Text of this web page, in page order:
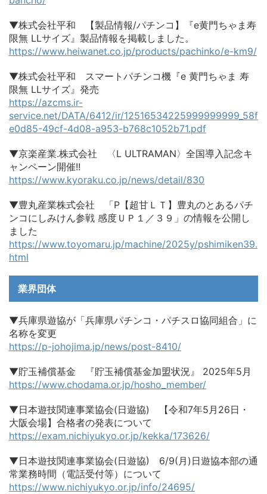
▼株式会社平和 【製品情報/パチンコ】『e黄門ちゃま寿
限無 LLサイズ』製品情報を掲載しました。
https://www.heiwanet.co.jp/products/pachinko/e-km9/
▼株式会社平和 スマートパチンコ機『e 黄門ちゃま 寿
限無 LLサイズ』発売
https://azcms.ir-
service.net/DATA/6412/ir/12516534225999999999_58f
e0d85-49cf-4d08-a953-b768c1052b71.pdf
▼京楽産業.株式会社 〈L ULTRAMAN〉全国導入記念キ
ャンペーン開催!!
https://www.kyoraku.co.jp/news/detail/830
▼豊丸産業株式会社 「P【超甘ＬＴ】豊丸のとあるパチ
ンコにしみけん参戦 感度ＵＰ１／３９」の情報を公開し
ました
https://www.toyomaru.jp/machine/2025y/pshimiken39.
html
業界団体
▼兵庫県遊協が「兵庫県パチンコ・パチスロ協同組合」に
名称を変更
https://p-johojima.jp/news/post-8410/
▼貯玉補償基金 『貯玉補償基金加盟状況』 2025年5月
https://www.chodama.or.jp/hosho_member/
▼日本遊技関連事業協会(日遊協) 【令和7年5月26日・
大阪会場】合格者の発表について
https://exam.nichiyukyo.or.jp/kekka/173626/
▼日本遊技関連事業協会(日遊協) 6/9(月)日遊協本部の通
常業務時間（電話受付等）について
https://www.nichiyukyo.or.jp/info/24695/